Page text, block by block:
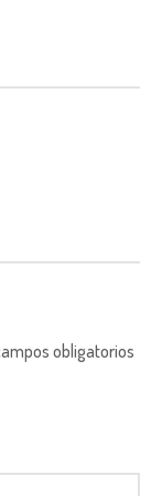
obligatorios